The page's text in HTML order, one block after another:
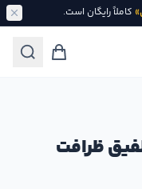
کاملاً رایگان است.
ظرافت